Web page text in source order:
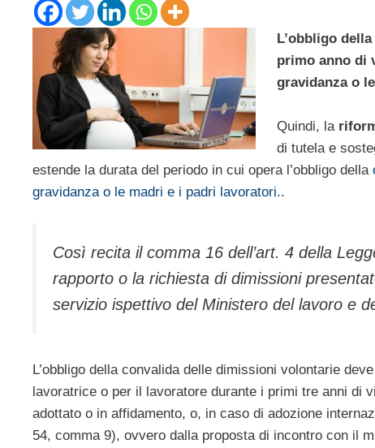
L’obbligo
primo anno di
gravidanza o
Quindi, la
di tutela e
estende la durata del periodo in cui opera l’obbligo della
gravidanza o le madri e i padri lavoratori..
Così recita il comma 16 dell’art. 4 della
rapporto o la richiesta di dimissioni
servizio ispettivo del Ministero del lavoro e
L’obbligo della convalida delle dimissioni volontarie
lavoratrice o per il lavoratore durante i primi tre anni di
adottato o in affidamento, o, in caso di adozione
54, comma 9), ovvero dalla proposta di incontro con il